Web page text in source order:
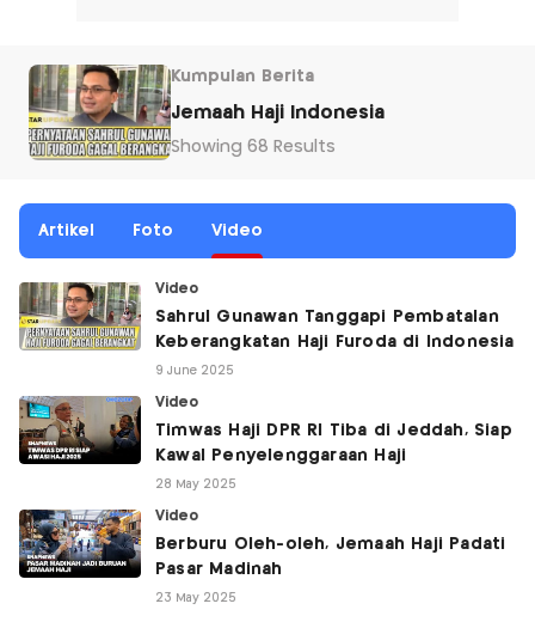
Kumpulan Berita
Jemaah Haji Indonesia
Showing 68 Results
Artikel Foto Video
Video
Sahrul Gunawan Tanggapi Pembatalan
Keberangkatan Haji Furoda di Indonesia
9 June 2025
Video
Timwas Haji DPR RI Tiba di Jeddah, Siap
Kawal Penyelenggaraan Haji
28 May 2025
Video
Berburu Oleh-oleh, Jemaah Haji Padati
Pasar Madinah
23 May 2025